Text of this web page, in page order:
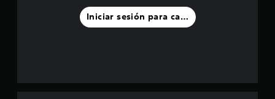
Iniciar sesión para calificar